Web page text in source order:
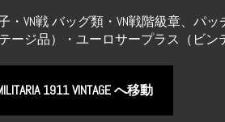
・VN戦 バッグ類・VN戦階級章、パッ
ージ品）・ユーロサープラス（ビン
1911 VINTAGE へ移動